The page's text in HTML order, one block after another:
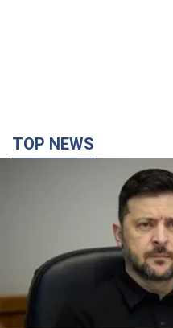
TOP NEWS